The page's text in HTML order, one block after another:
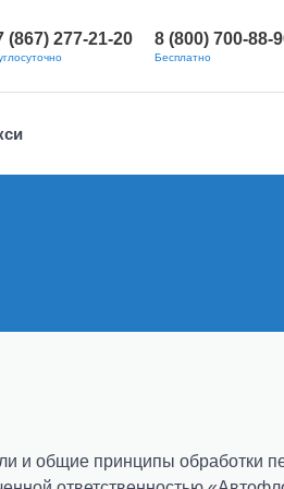
(867) 277-21-20 8 (800) 700-88-
Бесплатно
и общие принципы обработки